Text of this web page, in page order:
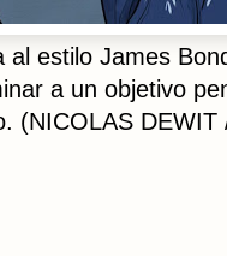
al estilo James
a un objetivo
(NICOLAS DEWIT